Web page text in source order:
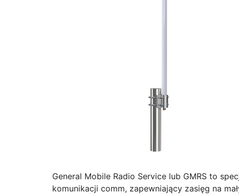
General Mobile Radio Service lub GMRS to
komunikacji comm, zapewniający zasięg na